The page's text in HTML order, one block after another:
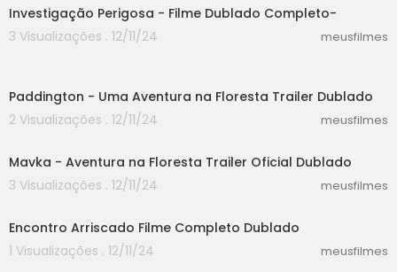
Investigação Perigosa - Filme Dublado Completo-
3 Visualizações . 12/11/24
meusfilmes
Paddington - Uma Aventura na Floresta Trailer Dublado
2 Visualizações . 12/11/24
meusfilmes
Mavka - Aventura na Floresta Trailer Oficial Dublado
3 Visualizações . 12/11/24
meusfilmes
Encontro Arriscado Filme Completo Dublado
1 Visualizações . 12/11/24
meusfilmes